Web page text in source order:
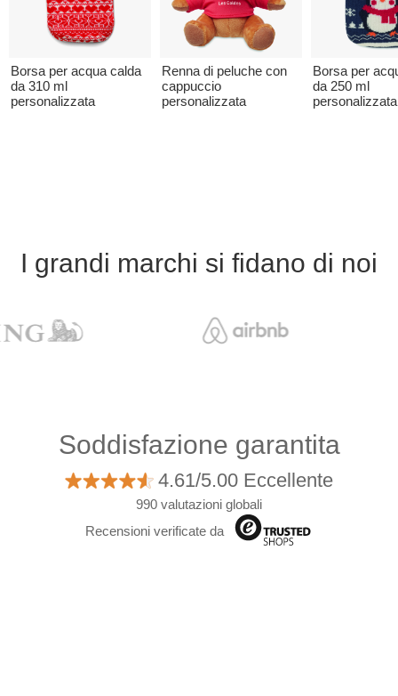
Borsa per acqua calda
da 310 ml
personalizzata
Renna di peluche con
cappuccio
personalizzata
Borsa per
da 250 ml
personalizzata
I grandi marchi si fidano di noi
Soddisfazione garantita
4.61/5.00 Eccellente
990 valutazioni globali
Recensioni verificate da